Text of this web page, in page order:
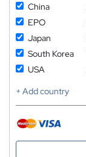
China
EPO
Japan
South Korea
USA
+ Add country